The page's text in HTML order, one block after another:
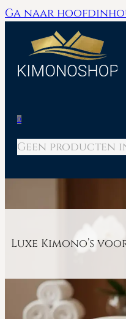
Ga naar
0
Geen producten
Luxe Kimono’s